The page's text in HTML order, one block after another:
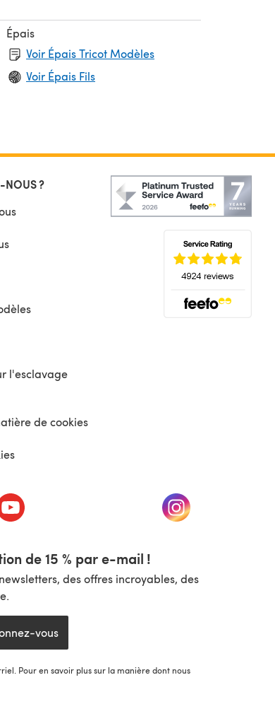
Épais
Voir Épais Tricot Modèles
Voir Épais Fils
?
l'esclavage
de cookies
(s'ouvre dans un nouvel onglet) (s'ouvre dans un
de 15 % par e-mail !
des offres incroyables, des
vous
Pour en savoir plus sur la manière dont nous